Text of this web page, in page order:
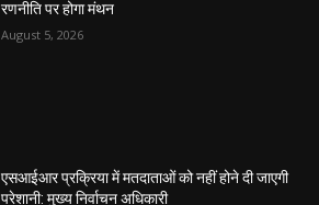
रणनीति पर होगा मंथन
August 5, 2026
एसआईआर प्रक्रिया में मतदाताओं को नहीं होने दी जाएगी
परेशानी: मुख्य निर्वाचन अधिकारी